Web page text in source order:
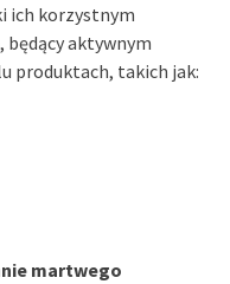
ich korzystnym
będący aktywnym
produktach, takich jak:
martwego